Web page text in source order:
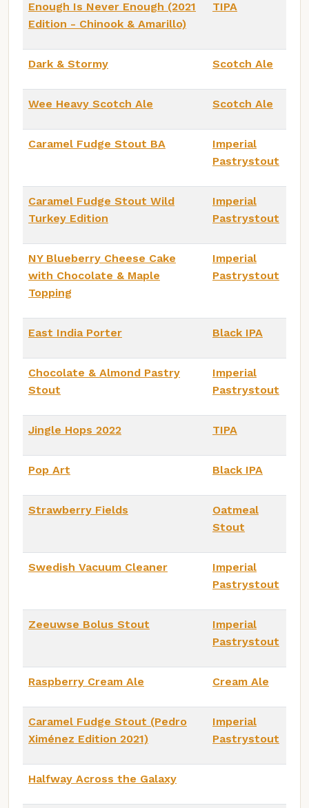
Enough Is Never Enough (2021
Edition - Chinook & Amarillo)
TIPA
Dark & Stormy Scotch Ale
Wee Heavy Scotch Ale Scotch Ale
Caramel Fudge Stout BA
Imperial
Pastrystout
Caramel Fudge Stout Wild
Turkey Edition
Imperial
Pastrystout
NY Blueberry Cheese Cake
with Chocolate & Maple
Topping
Imperial
Pastrystout
East India Porter Black IPA
Chocolate & Almond Pastry
Stout
Imperial
Pastrystout
Jingle Hops 2022 TIPA
Pop Art Black IPA
Strawberry Fields
Oatmeal
Stout
Swedish Vacuum Cleaner
Imperial
Pastrystout
Zeeuwse Bolus Stout
Imperial
Pastrystout
Raspberry Cream Ale Cream Ale
Caramel Fudge Stout (Pedro
Ximénez Edition 2021)
Imperial
Pastrystout
Halfway Across the Galaxy